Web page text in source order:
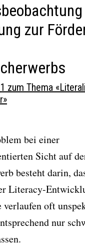
zur
zum Thema
bei einer
Sicht auf
besteht darin,
Literacy-
verlaufen oft
nur